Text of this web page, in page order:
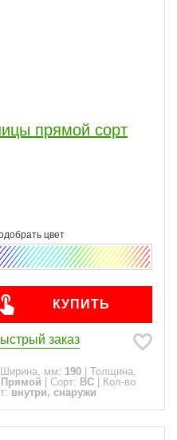
прямой сорт
КУПИТЬ
заказ
Ширина, мм: 190
Толщина,
Прямой Сорт: ВС
Кол-во
внутри, снаружи